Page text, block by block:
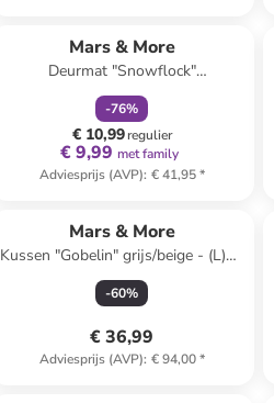
Mars & More
Deurmat "Snowflock"
lichtbruin/donkerblauw - (L)50 x
(B)75 cm
-76%
€ 10,99regulier
€ 9,99 met family
Adviesprijs (AVP): € 41,95*
Mars & More
Kussen "Gobelin" grijs/beige - (L)45
x (B)45 cm
-60%
€ 36,99
Adviesprijs (AVP): € 94,00*